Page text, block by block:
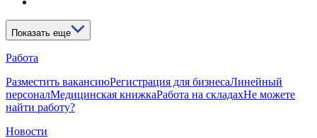
Показать еще
Работа
Разместить вакансиюРегистрация для бизнесаЛинейный
персоналМедицинская книжкаРабота на складахНе можете
найти работу?
Новости